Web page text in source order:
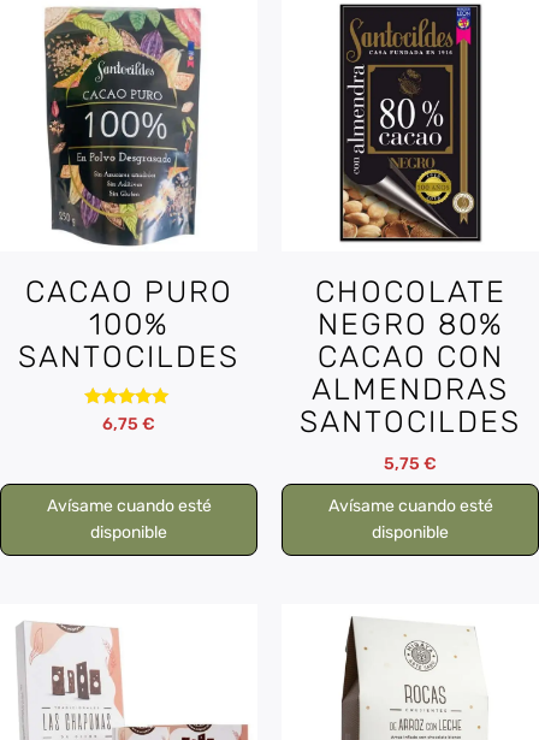
CACAO PURO
100%
SANTOCILDES
Valorado
con
6,75 €
Avísame cuando esté
disponible
CHOCOLATE
NEGRO 80%
CACAO CON
ALMENDRAS
SANTOCILDES
5,75 €
Avísame cuando esté
disponible